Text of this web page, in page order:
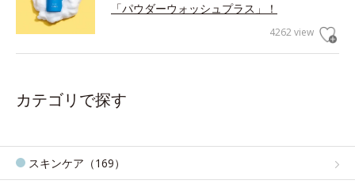
「パウダーウォッシュプラス」！
4262 view
カテゴリで探す
スキンケア（169）